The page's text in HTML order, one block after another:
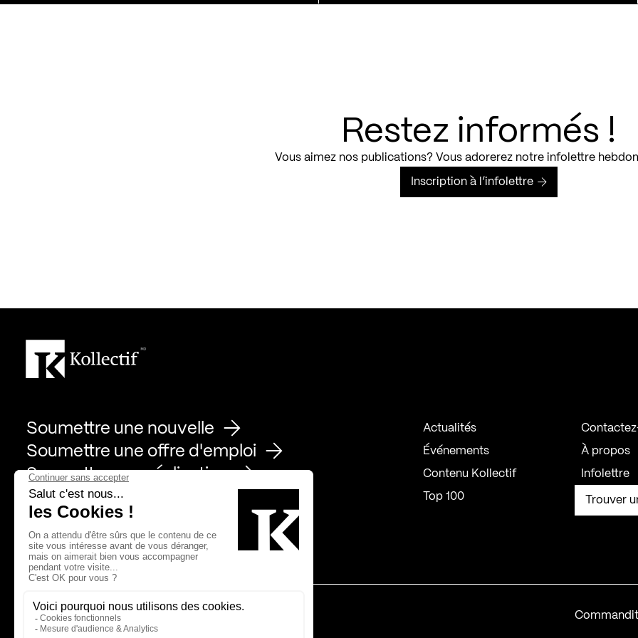
Restez informés !
Vous aimez nos publications? Vous adorerez notre infolettre
Inscription à l’infolettre
Soumettre une nouvelle
Soumettre une offre d'emploi
Soumettre une réalisation
Actualités
Événements
Contenu Kollectif
Top 100
À propos
Infolettre
Trouver
Page Facebook de Kollectif
Page Instagram de Kollectif
Page Linkedin de Kollectif
Partenaires